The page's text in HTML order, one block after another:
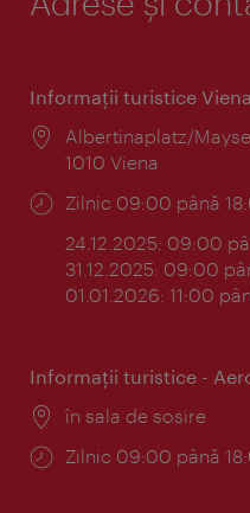
Informaţii turistice Viena
Locul:
Albertinaplatz/
1010 Viena
Program:
Zilnic 09:00 până
24.12.2025: 09:00
31.12.2025: 09:00
01.01.2026: 11:00
Informaţii turistice -
Locul:
în sala de sosire
Program:
Zilnic 09:00 până